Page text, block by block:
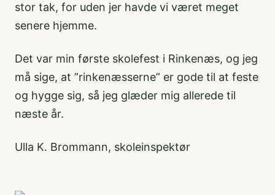
stor tak, for uden jer havde vi været meget
senere hjemme.
Det var min første skolefest i Rinkenæs, og jeg
må sige, at ”rinkenæsserne” er gode til at feste
og hygge sig, så jeg glæder mig allerede til
næste år.
Ulla K. Brommann, skoleinspektør